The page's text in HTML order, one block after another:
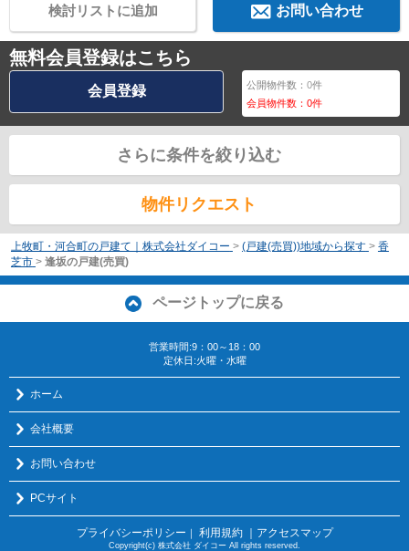
お問い合わせ
検討リストに追加
無料会員登録はこちら
会員登録 公開物件数：0件
会員物件数：0件
さらに条件を絞り込む
物件リクエスト
上牧町・河合町の戸建て｜株式会社ダイコー > (戸建(売買))地域から探す > 香
芝市 > 逢坂の戸建(売買)
ページトップに戻る
営業時間:9：00～18：00
定休日:火曜・水曜
ホーム
会社概要
お問い合わせ
PCサイト
プライバシーポリシー ｜ 利用規約 ｜アクセスマップ
Copyright(c) 株式会社 ダイコー All rights reserved.